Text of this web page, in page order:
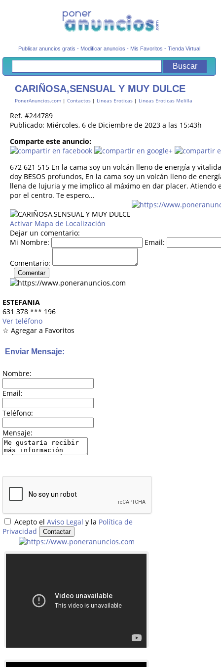
Publicar anuncios gratis - Modificar anuncios - Mis Favoritos -Tienda Virtual
CARIÑOSA,SENSUAL Y MUY DULCE
PonerAnuncios.com | Contactos | Lineas Eroticas | Lineas Eroticas Melilla
Ref. #244789
Publicado: Miércoles, 6 de Diciembre de 2023 a las 15:43h
Comparte este anuncio:
672 621 515 En la cama soy un volcán lleno de energía y
doy BESOS profundos, En la cama soy un volcán lleno de
llena de lujuria y me implico al máximo en dar placer. Atiendo
por el centro. Te espero...
Activar Mapa de Localización
Dejar un comentario:
Mi Nombre:
Email:
Comentario:
ESTEFANIA
631 378 *** 196
Ver teléfono
☆ Agregar a Favoritos
Enviar Mensaje:
Nombre:
Email:
Teléfono:
Mensaje:
Acepto el Aviso Legal y la Política de
Privacidad